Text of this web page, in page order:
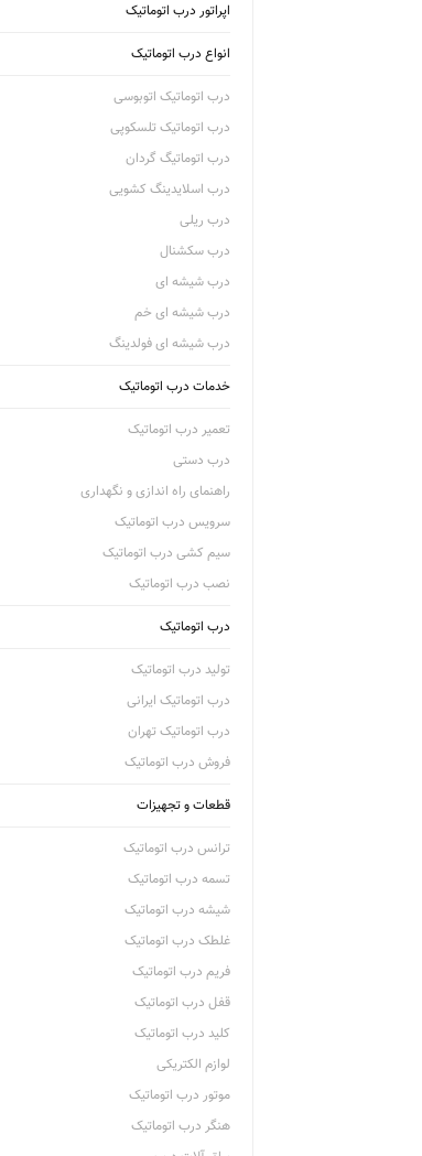
اپراتور درب اتوماتیک
انواع درب اتوماتیک
درب اتوماتیک اتوبوسی
درب اتوماتیک تلسکوپی
درب اتوماتیگ گردان
درب اسلایدینگ کشویی
درب ریلی
درب سکشنال
درب شیشه ای
درب شیشه ای خم
درب شیشه ای فولدینگ
خدمات درب اتوماتیک
تعمیر درب اتوماتیک
درب دستی
راهنمای راه اندازی و نگهداری
سرویس درب اتوماتیک
سیم کشی درب اتوماتیک
نصب درب اتوماتیک
درب اتوماتیک
تولید درب اتوماتیک
درب اتوماتیک ایرانی
درب اتوماتیک تهران
فروش درب اتوماتیک
قطعات و تجهیزات
ترانس درب اتوماتیک
تسمه درب اتوماتیک
شیشه درب اتوماتیک
غلطک درب اتوماتیک
فریم درب اتوماتیک
قفل درب اتوماتیک
کلید درب اتوماتیک
لوازم الکتریکی
موتور درب اتوماتیک
هنگر درب اتوماتیک